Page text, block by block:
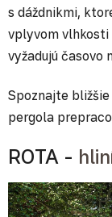
s dáždnikmi,
vplyvom vlhkosti
vyžadujú časovo
Spoznajte
pergola
ROTA -